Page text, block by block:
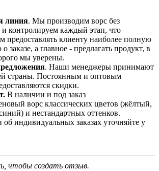
линия. Мы производим ворс без
и контролируем каждый этап, что
предоставлять клиенту наиболее полную
заказе, а главное - предлагать продукт, в
мы уверены.
. Наши менеджеры принимают
страны. Постоянным и оптовым
скидки.
В наличии и под заказ
ворс классических цветов (жёлтый,
и нестандартных оттенков.
индивидуальных заказах уточняйте у
чтобы создать отзыв.